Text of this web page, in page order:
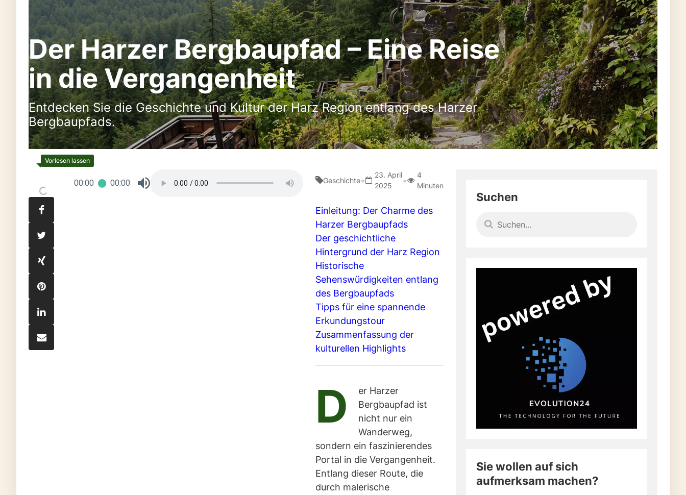
Der Harzer Bergbaupfad – Eine Reise
in die Vergangenheit
Entdecken Sie die Geschichte und Kultur der Harz Region entlang des Harzer
Bergbaupfads.
00:00 00:00 Geschichte•
23. April
2025
•
4
Minuten
Einleitung: Der Charme des
Harzer Bergbaupfads
Der geschichtliche
Hintergrund der Harz Region
Historische
Sehenswürdigkeiten entlang
des Bergbaupfads
Tipps für eine spannende
Erkundungstour
Zusammenfassung der
kulturellen Highlights
D
er Harzer
Bergbaupfad ist
nicht nur ein
Wanderweg,
sondern ein faszinierendes
Portal in die Vergangenheit.
Entlang dieser Route, die
durch malerische
Suchen
Sie wollen auf sich
aufmerksam machen?